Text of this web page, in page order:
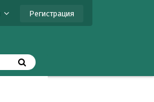
Регистрация